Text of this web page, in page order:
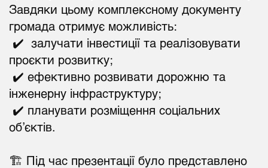
Завдяки цьому комплексному документу
громада отримує можливість:
✔️ залучати інвестиції та реалізовувати
проєкти розвитку;
✔️ ефективно розвивати дорожню та
інженерну інфраструктуру;
✔️ планувати розміщення соціальних
об’єктів.
🏗️ Під час презентації було представлено